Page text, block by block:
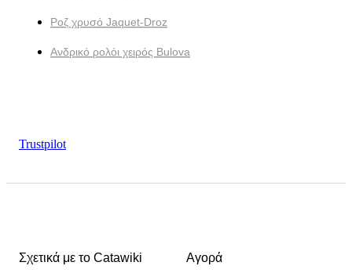
Ροζ χρυσό Jaquet-Droz
Ανδρικό ρολόι χειρός Bulova
Trustpilot
Σχετικά με το Catawiki Αγορά